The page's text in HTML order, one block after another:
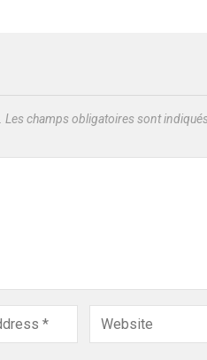
Les champs obligatoires sont